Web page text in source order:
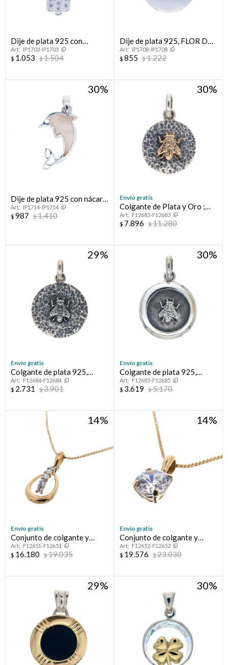
Dije de plata 925 con
circonias, MANO DE
FATIMA.
IP1703-IP1703
$ 1.053 $1.504
Dije de plata 925, FLOR DE
LOTOIP1708-IP1708
$ 855 $1.222
30
Dije de plata 925 con nácar,
DELFIN.
IP1714-IP1714
$ 987 $1.410
30
Envío gratis
Colgante de Plata y Oro ;
MAESTRA
F12683-F12683
$ 7.896 $11.280
29
Envío gratis
Colgante de plata 925,
MAESTRA.
F12684-F12684
$ 2.731 $3.901
30
Envío gratis
Colgante de plata 925,
MAESTRA
F12685-F12685
$ 3.619 $5.170
14
Envío gratis
Conjunto de colgante y
cadena de oro 9 ktes con
circonias.
F12651-F12651
$ 16.180 $19.035
14
Envío gratis
Conjunto de colgante y
cadena de oro 9 ktes. con
circonia.
F12652-F12652
$ 19.576 $23.030
29 30